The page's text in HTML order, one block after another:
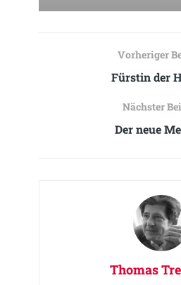
Vorheriger
Fürstin der
Nächster
Der neue
Thomas